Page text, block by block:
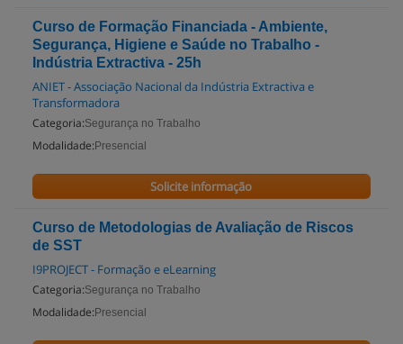
Curso de Formação Financiada - Ambiente,
Segurança, Higiene e Saúde no Trabalho -
Indústria Extractiva - 25h
ANIET - Associação Nacional da Indústria Extractiva e
Transformadora
Categoria:Segurança no Trabalho
Modalidade: Presencial
Solicite informação
Curso de Metodologias de Avaliação de Riscos
de SST
I9PROJECT - Formação e eLearning
Categoria:Segurança no Trabalho
Modalidade: Presencial